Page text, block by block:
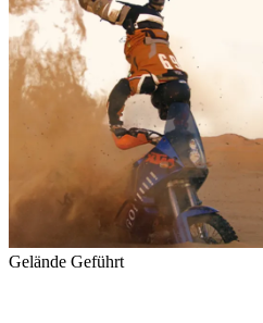
Gelände Geführt